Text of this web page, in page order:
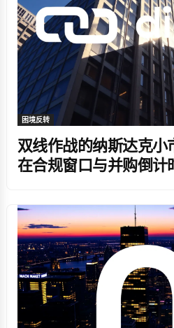
困境反转
双线作战的纳斯达克
在合规窗口与并购倒计